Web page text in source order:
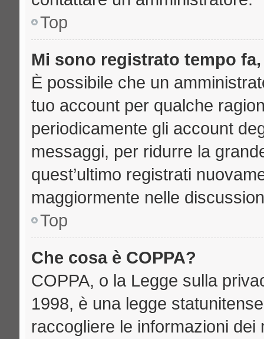
Top
Mi sono registrato tempo
È possibile che un
tuo account per qualche
periodicamente gli account
messaggi, per ridurre la
quest’ultimo registrati
maggiormente nelle
Top
Che cosa è COPPA?
COPPA, o la Legge sulla
1998, è una legge
raccogliere le informazioni